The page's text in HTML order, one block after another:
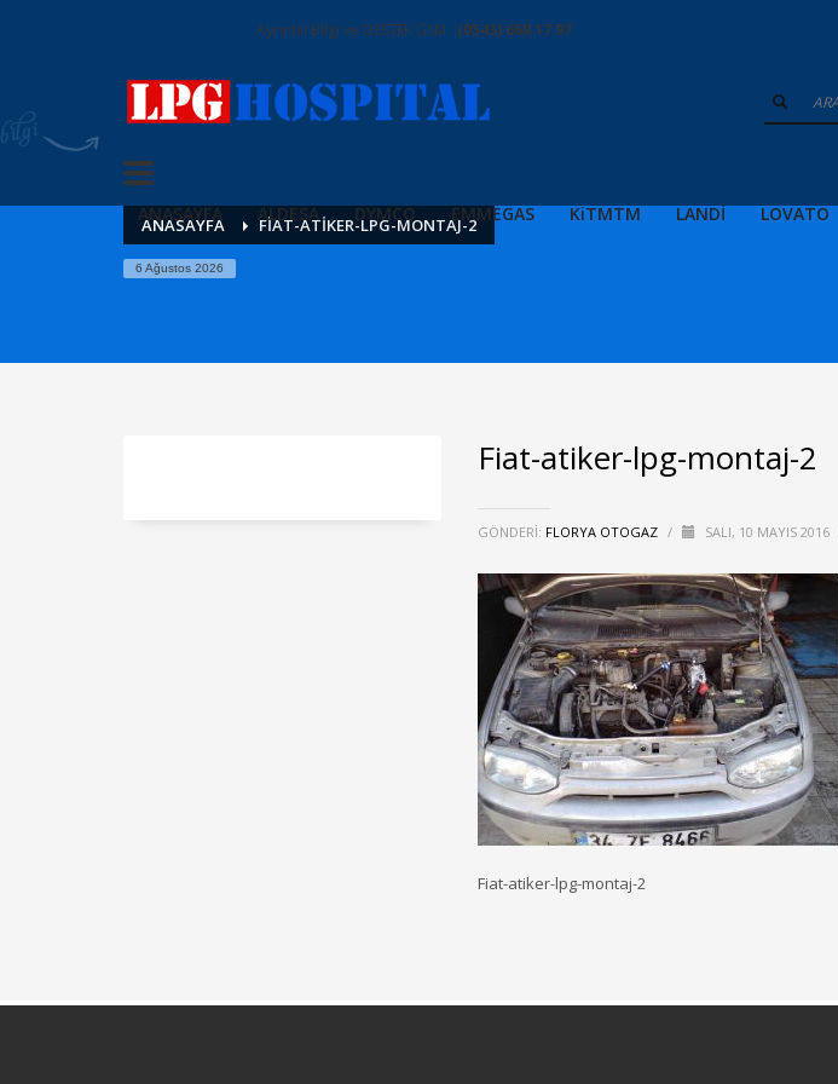
Ayrıntılı Bilgi ve DESTEK GSM : (0543) 668 17 97
ANASAYFA ALDESA DYMCO EMMEGAS KiTMTM LANDİ LOVATO
ANASAYFA FIAT-ATIKER-LPG-MONTAJ-2
6 Ağustos 2026
Fiat-atiker-lpg-montaj-2
GÖNDERI: FLORYA OTOGAZ / SALI, 10 MAYIS 2016
Fiat-atiker-lpg-montaj-2